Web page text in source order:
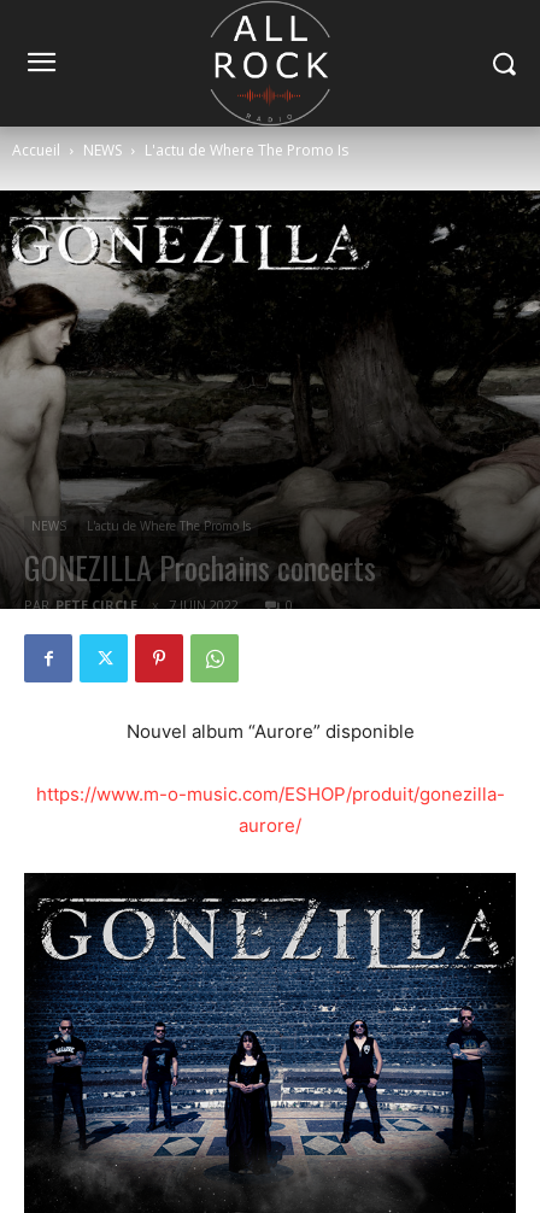
Accueil NEWS L'actu de Where The Promo Is
NEWS L'actu de Where The Promo Is
GONEZILLA Prochains concerts
PAR PETE CIRCLE 7 JUIN 2022 0
Nouvel album “Aurore” disponible
https://www.m-o-music.com/ESHOP/produit/gonezilla-
aurore/